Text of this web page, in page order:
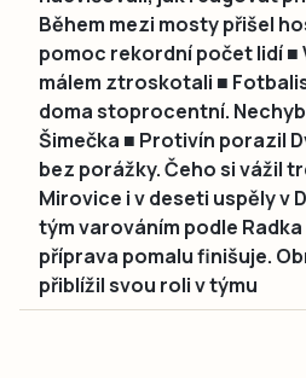
Během mezi mosty přišel
pomoc rekordní počet lidí ■
málem ztroskotali ■
doma stoprocentní.
Šimečka ■ Protivín porazil
bez porážky. Čeho si vážil
Mirovice i v deseti uspěly v
tým varováním podle Radka
příprava pomalu finišuje.
přiblížil svou roli v týmu